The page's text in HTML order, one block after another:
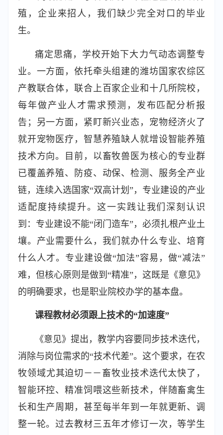
殖，企业来招人，我们缺少完全对口的毕业
生。
痛定思痛，学校开始下大力气动态调整专
业。一方面，依托牵头组建的潍坊国家农综区
产教联合体，联合上百家企业和十几所院校，
每年做产业人才需求预测，发布匹配分析报
告；另一方面，紧盯新兴业态，宠物经济火了
就开宠物医疗，智慧养殖缺人就增设智能养殖
技术方向。目前，以畜牧兽医为核心的专业群
已覆盖养殖、防疫、动保、检测、服务全产业
链，连续入选国家“双高计划”，专业建设的产业
适配度持续提升。这一实践让我们深刻认识
到：专业建设不能“闭门造车”，必须扎根产业土
壤。产业需要什么，我们就办什么专业、培育
什么人才。专业建设做“加法”容易，做“减法”
难，但核心原则是做到“精准”，这既是《意见》
的明确要求，也是职业院校办学的基本盘。
课程教材必须跟上技术的“加速度”
《意见》提出，教学内容要同步技术迭代，
消除与岗位需求的“技术代差”。这个要求，在农
牧领域尤其迫切－－畜牧业技术迭代太快了，
智能环控、精准饲喂这些新技术，伴随畜禽生
长和生产周期，甚至每半年到一年就更新、调
整一轮。过去教材三五年才修订一次，等学生